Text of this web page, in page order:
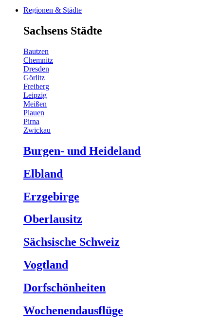
Regionen & Städte
Sachsens Städte
Bautzen
Chemnitz
Dresden
Görlitz
Freiberg
Leipzig
Meißen
Plauen
Pirna
Zwickau
Burgen- und Heideland
Elbland
Erzgebirge
Oberlausitz
Sächsische Schweiz
Vogtland
Dorfschönheiten
Wochenendausflüge